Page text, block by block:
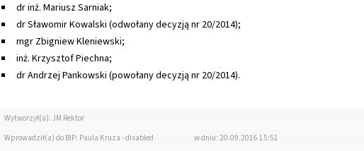
dr inż. Mariusz Sarniak;
dr Sławomir Kowalski (odwołany decyzją nr 20/2014);
mgr Zbigniew Kleniewski;
inż. Krzysztof Piechna;
dr Andrzej Pankowski (powołany decyzją nr 20/2014).
Wytworzył(a): JM Rektor
Wprowadził(a) do BIP: Paula Kruza - disabled
w dniu: 20.09.2016 15:51